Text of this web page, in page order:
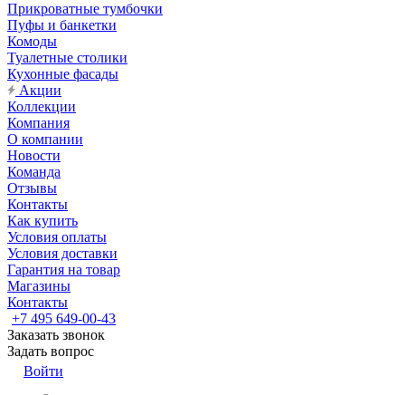
Прикроватные тумбочки
Пуфы и банкетки
Комоды
Туалетные столики
Кухонные фасады
Акции
Коллекции
Компания
О компании
Новости
Команда
Отзывы
Контакты
Как купить
Условия оплаты
Условия доставки
Гарантия на товар
Магазины
Контакты
+7 495 649-00-43
Заказать звонок
Задать вопрос
Войти